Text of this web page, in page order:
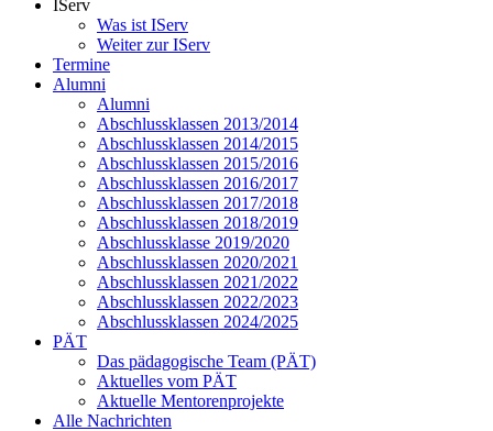
IServ
Was ist IServ
Weiter zur IServ
Termine
Alumni
Alumni
Abschlussklassen 2013/2014
Abschlussklassen 2014/2015
Abschlussklassen 2015/2016
Abschlussklassen 2016/2017
Abschlussklassen 2017/2018
Abschlussklassen 2018/2019
Abschlussklasse 2019/2020
Abschlussklassen 2020/2021
Abschlussklassen 2021/2022
Abschlussklassen 2022/2023
Abschlussklassen 2024/2025
PÄT
Das pädagogische Team (PÄT)
Aktuelles vom PÄT
Aktuelle Mentorenprojekte
Alle Nachrichten